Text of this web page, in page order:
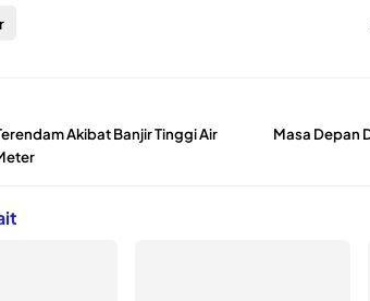
Akibat Banjir Tinggi Air
Masa Depan